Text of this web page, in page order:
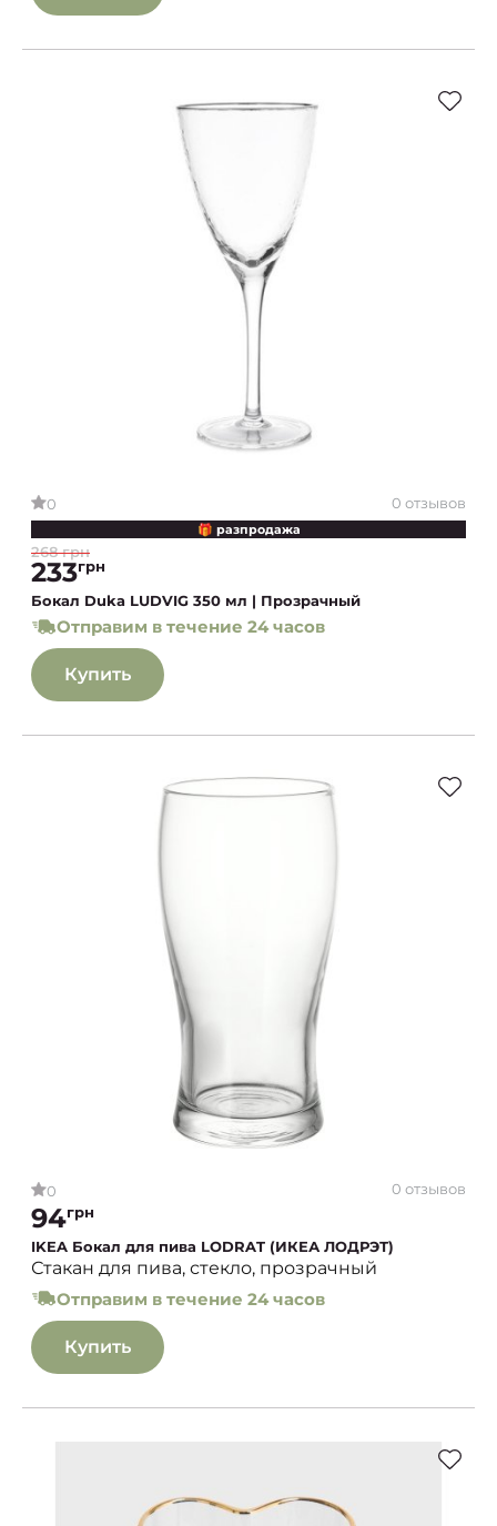
0 0 отзывов
🎁 разпродажа
268 грн
233грн
Бокал Duka LUDVIG 350 мл | Прозрачный
Отправим в течение 24 часов
Купить
0 0 отзывов
94грн
IKEA Бокал для пива LODRAT (ИКЕА ЛОДРЭТ)
Стакан для пива, стекло, прозрачный
Отправим в течение 24 часов
Купить